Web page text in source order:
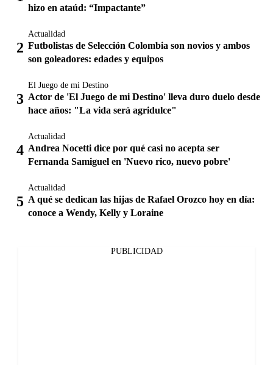
hizo en ataúd: “Impactante”
Actualidad
Futbolistas de Selección Colombia son novios y ambos
son goleadores: edades y equipos
El Juego de mi Destino
Actor de 'El Juego de mi Destino' lleva duro duelo desde
hace años: "La vida será agridulce"
Actualidad
Andrea Nocetti dice por qué casi no acepta ser
Fernanda Samiguel en 'Nuevo rico, nuevo pobre'
Actualidad
A qué se dedican las hijas de Rafael Orozco hoy en día:
conoce a Wendy, Kelly y Loraine
PUBLICIDAD